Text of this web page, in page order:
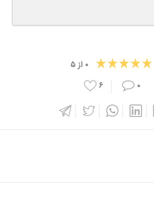
۰ از۵
۰
۶